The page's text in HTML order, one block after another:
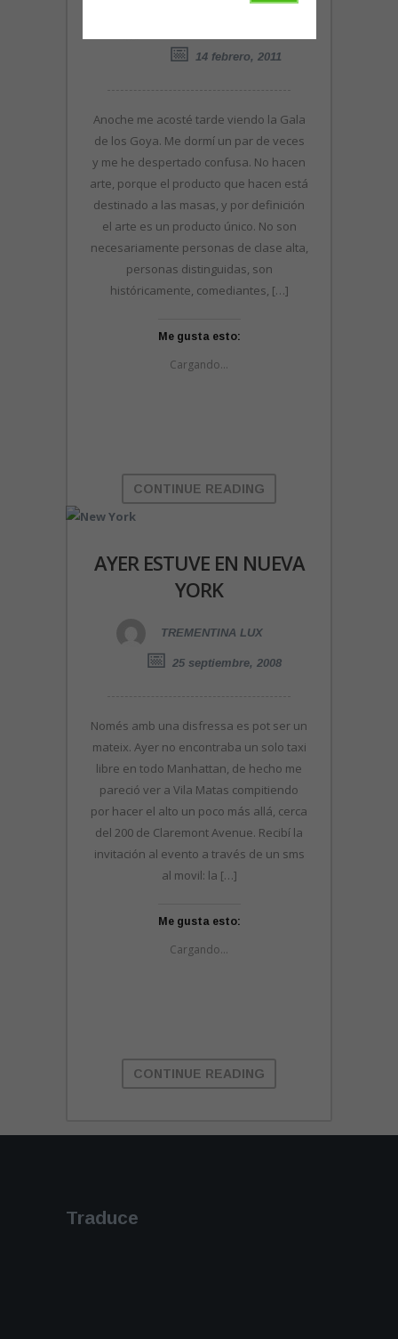
14 febrero, 2011
Anoche me acosté tarde viendo la Gala
de los Goya. Me dormí un par de veces
y me he despertado confusa. No hacen
arte, porque el producto que hacen está
destinado a las masas, y por definición
el arte es un producto único. No son
necesariamente personas de clase alta,
personas distinguidas, son
históricamente, comediantes, […]
Me gusta esto:
Cargando...
CONTINUE READING
AYER ESTUVE EN NUEVA
YORK
TREMENTINA LUX
25 septiembre, 2008
Només amb una disfressa es pot ser un
mateix. Ayer no encontraba un solo taxi
libre en todo Manhattan, de hecho me
pareció ver a Vila Matas compitiendo
por hacer el alto un poco más allá, cerca
del 200 de Claremont Avenue. Recibí la
invitación al evento a través de un sms
al movil: la […]
Me gusta esto:
Cargando...
CONTINUE READING
Traduce